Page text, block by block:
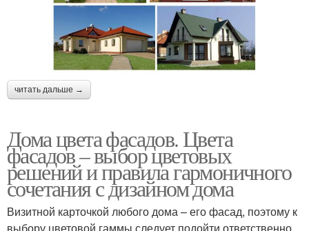
читать дальше →
Дома цвета фасадов. Цвета
фасадов – выбор цветовых
решений и правила гармоничного
сочетания с дизайном дома
Визитной карточкой любого дома – его фасад, поэтому к